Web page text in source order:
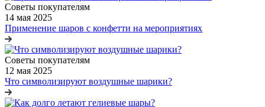
Советы покупателям
14 мая 2025
Применение шаров с конфетти на мероприятиях
Советы покупателям
12 мая 2025
Что символизируют воздушные шарики?